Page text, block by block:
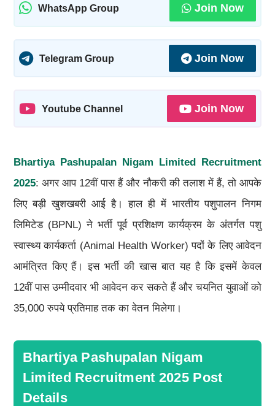
WhatsApp Group Join Now
Telegram Group Join Now
Youtube Channel Join Now
Bhartiya Pashupalan Nigam Limited Recruitment
2025: अगर आप 12वीं पास हैं और नौकरी की तलाश में हैं, तो आपके
लिए बड़ी खुशखबरी आई है। हाल ही में भारतीय पशुपालन निगम
लिमिटेड (BPNL) ने भर्ती पूर्व प्रशिक्षण कार्यक्रम के अंतर्गत पशु
स्वास्थ्य कार्यकर्ता (Animal Health Worker) पदों के लिए आवेदन
आमंत्रित किए हैं। इस भर्ती की खास बात यह है कि इसमें केवल
12वीं पास उम्मीदवार भी आवेदन कर सकते हैं और चयनित युवाओं को
35,000 रुपये प्रतिमाह तक का वेतन मिलेगा।
Bhartiya Pashupalan Nigam
Limited Recruitment 2025 Post
Details